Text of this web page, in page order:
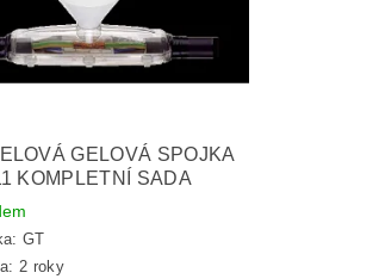
GELOVÁ SPOJKA
KOMPLETNÍ SADA
GT
2 roky